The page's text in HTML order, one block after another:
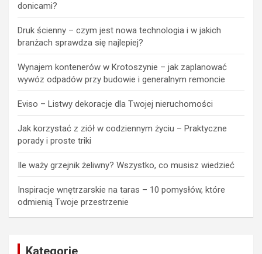
donicami?
Druk ścienny – czym jest nowa technologia i w jakich
branżach sprawdza się najlepiej?
Wynajem kontenerów w Krotoszynie – jak zaplanować
wywóz odpadów przy budowie i generalnym remoncie
Eviso – Listwy dekoracje dla Twojej nieruchomości
Jak korzystać z ziół w codziennym życiu – Praktyczne
porady i proste triki
Ile waży grzejnik żeliwny? Wszystko, co musisz wiedzieć
Inspiracje wnętrzarskie na taras – 10 pomysłów, które
odmienią Twoje przestrzenie